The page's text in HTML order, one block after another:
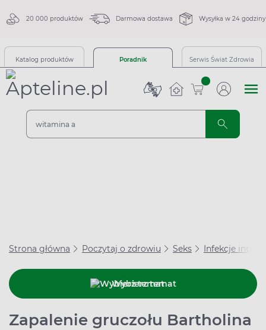
20 000 produktów Darmowa dostawa Wysyłka w 24 godziny
Katalog produktów Poradnik Serwis Świat Zdrowia
sztuk
Strona główna Poczytaj o zdrowiu Seks Infekcje
Wybierz temat
Zapalenie gruczołu Bartholina